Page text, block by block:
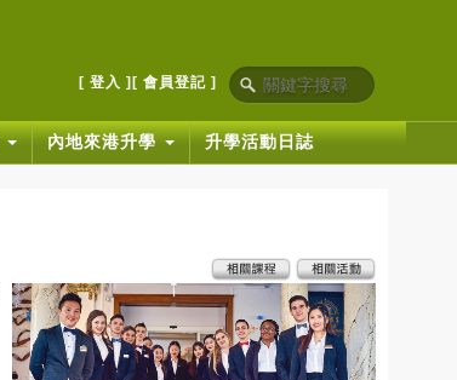
[ 登入 ] [ 會員登記 ]
內地來港升學 升學活動日誌